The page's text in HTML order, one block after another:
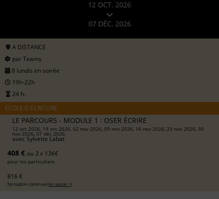
12 OCT. 2026
07 DÉC. 2026
A DISTANCE
par Teams
8 lundis en soirée
19h-22h
24 h.
ÉCOLE D'ÉCRITURE
LE PARCOURS - MODULE 1 : OSER ÉCRIRE
12 oct 2026, 19 oct 2026, 02 nov 2026, 09 nov 2026, 16 nov 2026, 23 nov 2026, 30
nov 2026, 07 déc 2026
avec Sylvette Labat
408 € ou 3 x 136€
pour les particuliers
816 €
formation continue (en savoir +)